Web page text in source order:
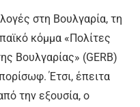
στη Βουλγαρία, τη
κόμμα «Πολίτες
Βουλγαρίας» (GERB)
Έτσι, έπειτα
την εξουσία, ο